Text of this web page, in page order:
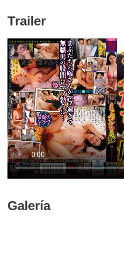
Trailer
Galería